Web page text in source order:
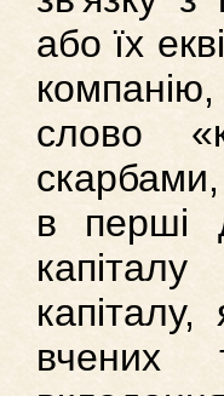
або їх
компанію,
слово
в перші
вчених